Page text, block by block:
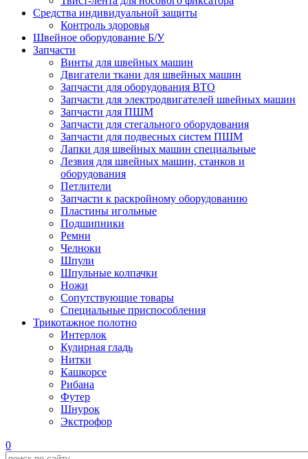
Средства индивидуальной защиты
Контроль здоровья
Швейное оборудование Б/У
Запчасти
Винты для швейных машин
Двигатели ткани для швейных машин
Запчасти для оборудования ВТО
Запчасти для электродвигателей швейных машин
Запчасти для ПШМ
Запчасти для стегального оборудования
Запчасти для подвесных систем ПШМ
Лапки для швейных машин специальные
Лезвия для швейных машин, станков и
оборудования
Петлители
Запчасти к раскройному оборудованию
Пластины игольные
Подшипники
Ремни
Челноки
Шпули
Шпульные колпачки
Ножи
Сопутствующие товары
Специальные приспособления
Трикотажное полотно
Интерлок
Кулирная гладь
Нитки
Кашкорсе
Рибана
Футер
Шнурок
Экстрофор
0